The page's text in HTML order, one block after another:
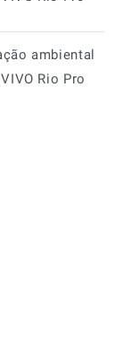
ambiental
Rio Pro